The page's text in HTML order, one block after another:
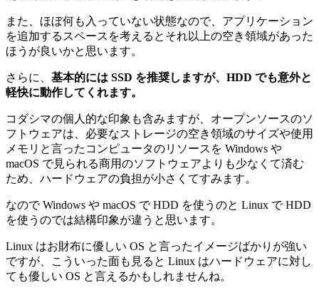
また、ほぼ何も入っていない状態なので、アプリケーション
を追加するスペースを考えるとそれ以上の空き領域があった
ほうが良いかと思います。
さらに、 基本的には SSD を推奨しますが、HDD でも意外と
軽快に動作してくれます。
コダシマの個人的な印象も含みますが、オープンソースのソ
フトウェアは、必要なストレージの空き領域のサイズや使用
メモリと言ったコンピュータのリソースを Windows や
macOS で見られる商用のソフトウェアよりも少なくて済む
ため、ハードウェアの負担が小さくてすみます。
なので Windows や macOS で HDD を使うのと Linux で HDD
を使うのでは結構印象が違うと思います。
Linux はお財布に優しい OS と言ったイメージばかりが強い
ですが、こういった面も見ると Linux はハードウェアに対し
ても優しい OS と言えるかもしれませんね。